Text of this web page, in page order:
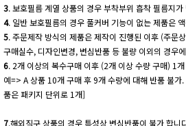
3. 보호필름 계열 상품의 경우 부착부위 흡착 필름지
4. 일반 보호필름의 경우 풀커버 기능이 없는 제품은
5. 주문제작 방식의 제품은 제작이 진행된 이후 (주문
구매실수, 디자인변경, 변심반품 등 불량 이외의 경우
6. 2개 이상의 복수구매 이후 (2개 이상 수량 구매) 1
예=> A 상품 10개 구매 후 9개 수량에 대해 반품 불
품은 패키지 단위로 1개]
7.해외직구 상품의 경우 특성상 변심반품이 불가 합니